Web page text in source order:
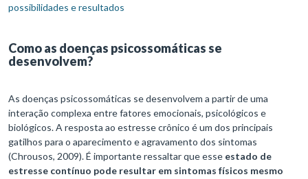
possibilidades e resultados
Como as doenças psicossomáticas se
desenvolvem?
As doenças psicossomáticas se desenvolvem a partir de uma
interação complexa entre fatores emocionais, psicológicos e
biológicos. A resposta ao estresse crônico é um dos principais
gatilhos para o aparecimento e agravamento dos sintomas
(Chrousos, 2009). É importante ressaltar que esse estado de
estresse contínuo pode resultar em sintomas físicos mesmo